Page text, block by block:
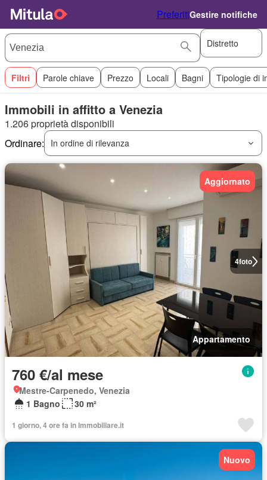
PreferitiGestire notifiche
Distretto
Filtri Parole chiave Prezzo Locali Bagni Tipologie di
Immobili in affitto a Venezia
1.206 proprietà disponibili
Ordinare:
In ordine di rilevanza
4foto
Aggiornato
Appartamento
760 €/al mese
Mestre-Carpenedo, Venezia
1 Bagno
30 m²
1 giorno, 4 ore fa in Immobiliare.it
Nuovo